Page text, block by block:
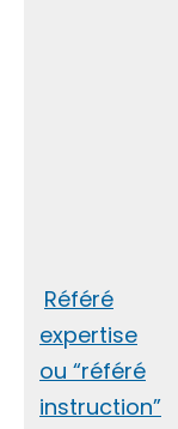
Référé
expertise
ou “référé
instruction”